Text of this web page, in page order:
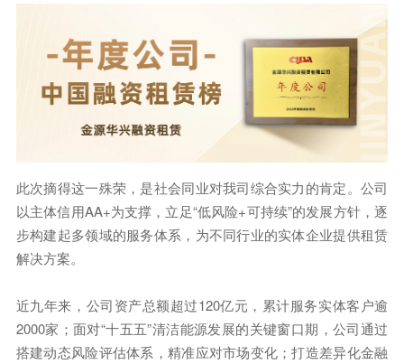
此次摘得这一殊荣，是社会同业对我司综合实力的肯定。公司
以主体信用AA+为支撑，立足“低风险+可持续”的发展方针，逐
步构建起多领域的服务体系，为不同行业的实体企业提供租赁
解决方案。
近九年来，公司资产总额超过120亿元，累计服务实体客户逾
2000家；面对“十五五”清洁能源发展的关键窗口期，公司通过
搭建动态风险评估体系，精准应对市场变化；打造差异化金融